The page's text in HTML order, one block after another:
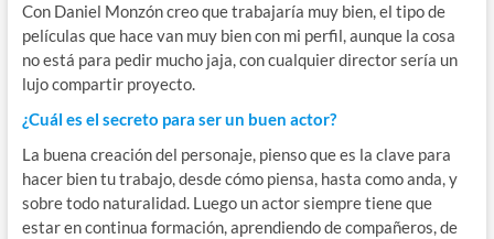
Con Daniel Monzón creo que trabajaría muy bien, el tipo de
películas que hace van muy bien con mi perfil, aunque la cosa
no está para pedir mucho jaja, con cualquier director sería un
lujo compartir proyecto.
¿Cuál es el secreto para ser un buen actor?
La buena creación del personaje, pienso que es la clave para
hacer bien tu trabajo, desde cómo piensa, hasta como anda, y
sobre todo naturalidad. Luego un actor siempre tiene que
estar en continua formación, aprendiendo de compañeros, de